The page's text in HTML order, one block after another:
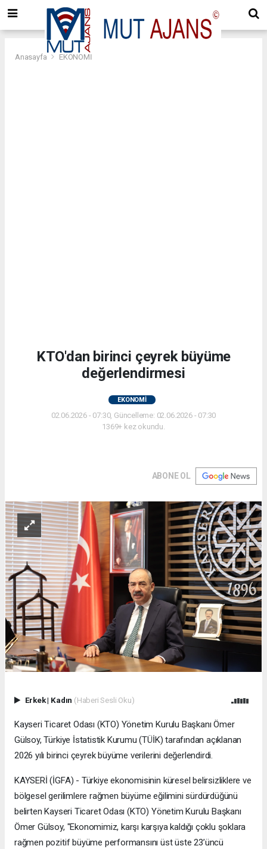
Anasayfa EKONOMİ
KTO'dan birinci çeyrek büyüme
değerlendirmesi
EKONOMİ
02.06.2026 - 07:30, Güncelleme: 02.06.2026 - 07:30
1369+ kez okundu.
ABONE OL
Erkek| Kadın (Haberi Sesli Oku)
Kayseri Ticaret Odası (KTO) Yönetim Kurulu Başkanı Ömer
Gülsoy, Türkiye İstatistik Kurumu (TÜİK) tarafından açıklanan
2026 yılı birinci çeyrek büyüme verilerini değerlendirdi.
KAYSERİ (İGFA) - Türkiye ekonomisinin küresel belirsizliklere ve
bölgesel gerilimlere rağmen büyüme eğilimini sürdürdüğünü
belirten Kayseri Ticaret Odası (KTO) Yönetim Kurulu Başkanı
Ömer Gülsoy, "Ekonomimiz, karşı karşıya kaldığı çoklu şoklara
rağmen pozitif büyüme performansını üst üste 23’üncü